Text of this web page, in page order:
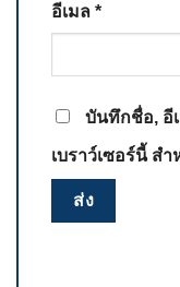
อีเมล *
บันทึกชื่อ, อี
เบราว์เซอร์นี้ ส